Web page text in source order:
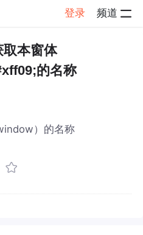
登录 频道
详情
本窗体
的名称
）的名称